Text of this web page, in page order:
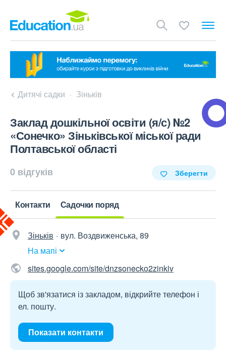
Дитячі садки Зіньків
Заклад дошкільної освіти (я/с) №2
«Сонечко» Зіньківської міської ради
Полтавської області
0 відгуків Зберегти
Контакти Садочки поряд
Зіньків
вул. Воздвиженська, 89
На мапі
sites.google.com/site/dnzsonecko2zinkiv
Щоб зв'язатися із закладом, відкрийте телефон і
ел. пошту.
Показати контакти